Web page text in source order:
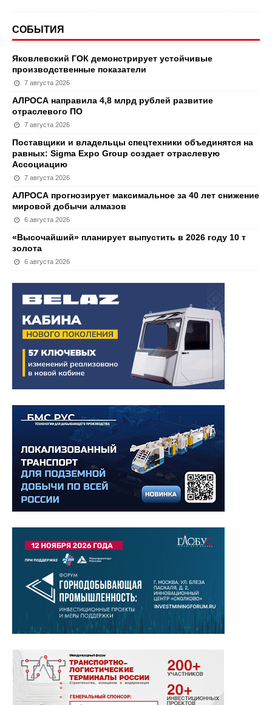
СОБЫТИЯ
Яковлевский ГОК демонстрирует устойчивые
производственные показатели
7 августа 2026
АЛРОСА направила 4,8 млрд рублей развитие
отраслевого ПО
7 августа 2026
Поставщики и владельцы спецтехники объединятся на
равных: Sigma Expo Group создает отраслевую
Ассоциацию
7 августа 2026
АЛРОСА прогнозирует максимальное за 40 лет снижение
мировой добычи алмазов
6 августа 2026
«Высочайший» планирует выпустить в 2026 году 10 т
золота
6 августа 2026